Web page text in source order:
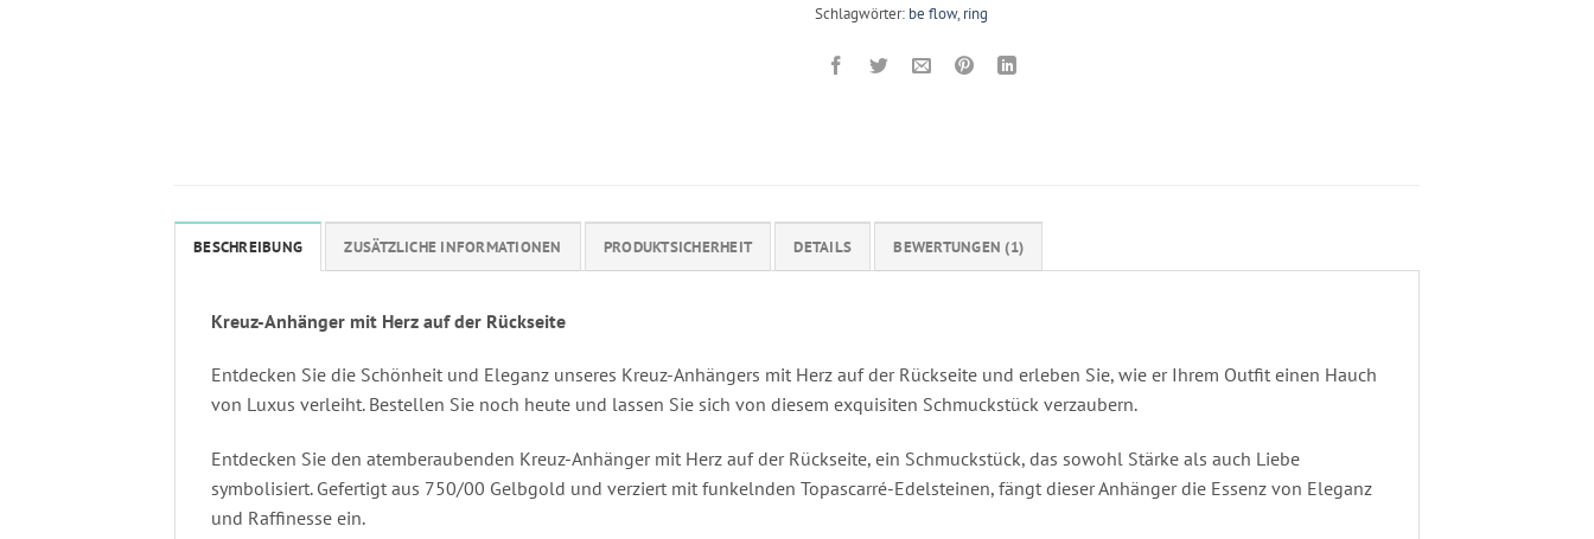
Schlagwörter: be flow, ring
BESCHREIBUNG ZUSÄTZLICHE INFORMATIONEN PRODUKTSICHERHEIT DETAILS BEWERTUNGEN (1)
Kreuz-Anhänger mit Herz auf der Rückseite
Entdecken Sie die Schönheit und Eleganz unseres Kreuz-Anhängers mit Herz auf der Rückseite und erleben Sie, wie er Ihrem Outfit einen Hauch
von Luxus verleiht. Bestellen Sie noch heute und lassen Sie sich von diesem exquisiten Schmuckstück verzaubern.
Entdecken Sie den atemberaubenden Kreuz-Anhänger mit Herz auf der Rückseite, ein Schmuckstück, das sowohl Stärke als auch Liebe
symbolisiert. Gefertigt aus 750/00 Gelbgold und verziert mit funkelnden Topascarré-Edelsteinen, fängt dieser Anhänger die Essenz von Eleganz
und Raffinesse ein.